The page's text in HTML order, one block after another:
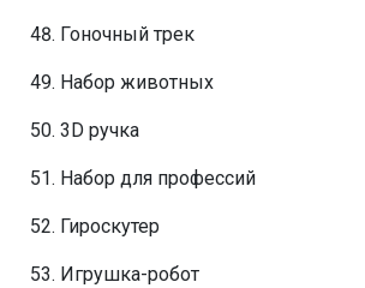
Гоночный трек
Набор животных
3D ручка
Набор для профессий
Гироскутер
Игрушка-робот